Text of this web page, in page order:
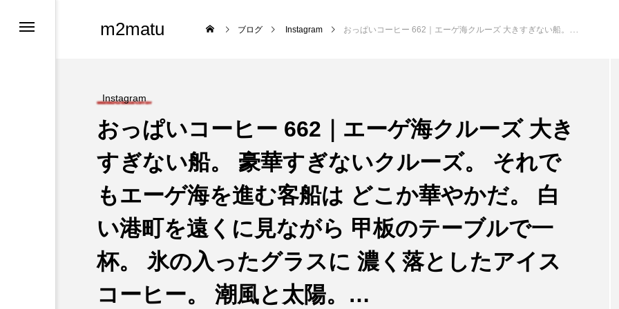
m2matu ブログ Instagram おっぱいコーヒー 662｜エーゲ海クルーズ 大きすぎない船。 豪華すぎないクルーズ。 それでもエーゲ海を進む客船は どこか華やかだ。 白い港町を遠くに見ながら 甲板のテーブルで一杯。 氷の入ったグラスに 濃く落としたアイスコーヒー。 潮風と太陽。…
Instagram
おっぱいコーヒー 662｜エーゲ海クルーズ 大き
すぎない船。 豪華すぎないクルーズ。 それで
もエーゲ海を進む客船は どこか華やかだ。 白
い港町を遠くに見ながら 甲板のテーブルで一
杯。 氷の入ったグラスに 濃く落としたアイス
コーヒー。 潮風と太陽。…